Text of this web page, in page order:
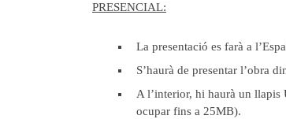
PRESENCIAL:
La presentació es farà a
S’haurà de presentar l’obra
A l’interior, hi haurà un llapis
ocupar fins a 25MB).